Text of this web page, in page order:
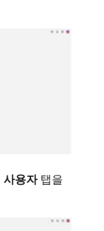
사용자탭을